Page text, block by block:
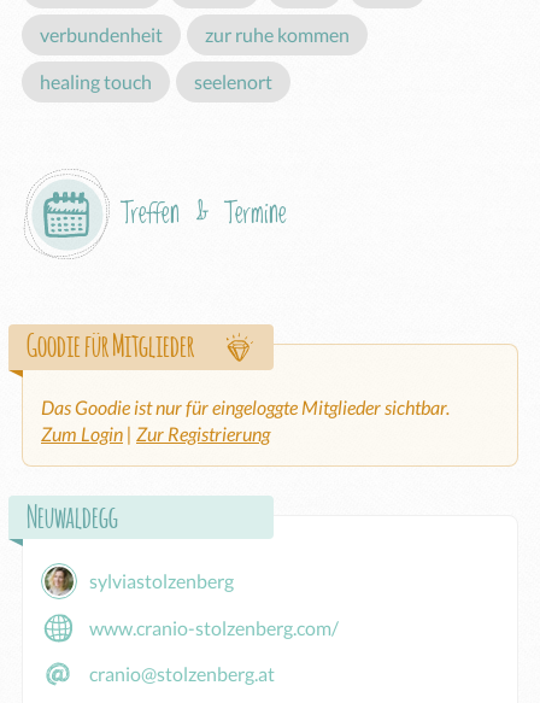
verbundenheit zur ruhe kommen
healing touch seelenort
Treffen & Termine
Goodie für Mitglieder
Das Goodie ist nur für eingeloggte Mitglieder sichtbar.
Zum Login | Zur Registrierung
Neuwaldegg
sylviastolzenberg
www.cranio-stolzenberg.com/
cranio@stolzenberg.at